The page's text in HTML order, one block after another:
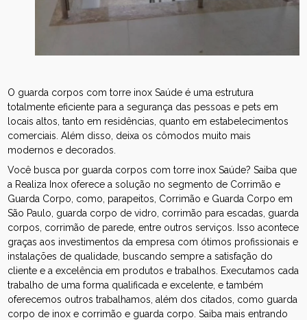
O guarda corpos com torre inox Saúde é uma estrutura
totalmente eficiente para a segurança das pessoas e pets em
locais altos, tanto em residências, quanto em estabelecimentos
comerciais. Além disso, deixa os cômodos muito mais
modernos e decorados.
Você busca por guarda corpos com torre inox Saúde? Saiba que
a Realiza Inox oferece a solução no segmento de Corrimão e
Guarda Corpo, como, parapeitos, Corrimão e Guarda Corpo em
São Paulo, guarda corpo de vidro, corrimão para escadas, guarda
corpos, corrimão de parede, entre outros serviços. Isso acontece
graças aos investimentos da empresa com ótimos profissionais e
instalações de qualidade, buscando sempre a satisfação do
cliente e a excelência em produtos e trabalhos. Executamos cada
trabalho de uma forma qualificada e excelente, e também
oferecemos outros trabalhamos, além dos citados, como guarda
corpo de inox e corrimão e guarda corpo. Saiba mais entrando